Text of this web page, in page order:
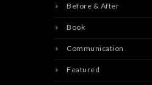
Before & After
Book
Communication
Featured